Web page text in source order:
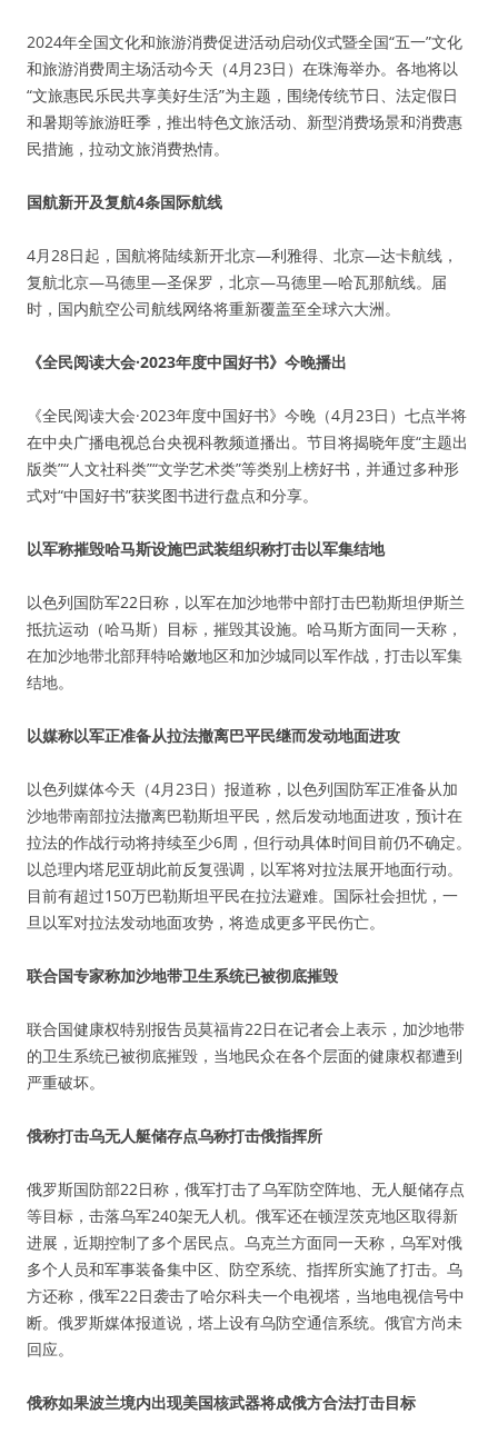
2024年全国文化和旅游消费促进活动启动仪式暨全国“五一”文化
和旅游消费周主场活动今天（4月23日）在珠海举办。各地将以
“文旅惠民乐民共享美好生活”为主题，围绕传统节日、法定假日
和暑期等旅游旺季，推出特色文旅活动、新型消费场景和消费惠
民措施，拉动文旅消费热情。
国航新开及复航4条国际航线
4月28日起，国航将陆续新开北京—利雅得、北京—达卡航线，
复航北京—马德里—圣保罗，北京—马德里—哈瓦那航线。届
时，国内航空公司航线网络将重新覆盖至全球六大洲。
《全民阅读大会·2023年度中国好书》今晚播出
《全民阅读大会·2023年度中国好书》今晚（4月23日）七点半将
在中央广播电视总台央视科教频道播出。节目将揭晓年度“主题出
版类”“人文社科类”“文学艺术类”等类别上榜好书，并通过多种形
式对“中国好书”获奖图书进行盘点和分享。
以军称摧毁哈马斯设施巴武装组织称打击以军集结地
以色列国防军22日称，以军在加沙地带中部打击巴勒斯坦伊斯兰
抵抗运动（哈马斯）目标，摧毁其设施。哈马斯方面同一天称，
在加沙地带北部拜特哈嫩地区和加沙城同以军作战，打击以军集
结地。
以媒称以军正准备从拉法撤离巴平民继而发动地面进攻
以色列媒体今天（4月23日）报道称，以色列国防军正准备从加
沙地带南部拉法撤离巴勒斯坦平民，然后发动地面进攻，预计在
拉法的作战行动将持续至少6周，但行动具体时间目前仍不确定。
以总理内塔尼亚胡此前反复强调，以军将对拉法展开地面行动。
目前有超过150万巴勒斯坦平民在拉法避难。国际社会担忧，一
旦以军对拉法发动地面攻势，将造成更多平民伤亡。
联合国专家称加沙地带卫生系统已被彻底摧毁
联合国健康权特别报告员莫福肯22日在记者会上表示，加沙地带
的卫生系统已被彻底摧毁，当地民众在各个层面的健康权都遭到
严重破坏。
俄称打击乌无人艇储存点乌称打击俄指挥所
俄罗斯国防部22日称，俄军打击了乌军防空阵地、无人艇储存点
等目标，击落乌军240架无人机。俄军还在顿涅茨克地区取得新
进展，近期控制了多个居民点。乌克兰方面同一天称，乌军对俄
多个人员和军事装备集中区、防空系统、指挥所实施了打击。乌
方还称，俄军22日袭击了哈尔科夫一个电视塔，当地电视信号中
断。俄罗斯媒体报道说，塔上设有乌防空通信系统。俄官方尚未
回应。
俄称如果波兰境内出现美国核武器将成俄方合法打击目标